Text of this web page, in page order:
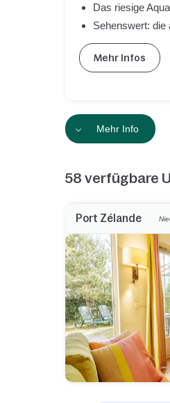
Das riesige
Sehenswert: die
Mehr Infos
Mehr Info
58 verfügbare
Port Zélande